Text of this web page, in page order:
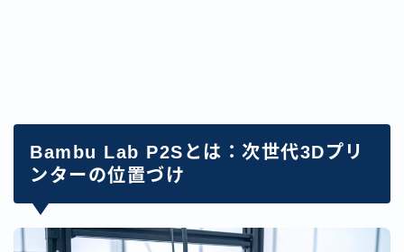
Bambu Lab P2Sとは：次世代3Dプリ
ンターの位置づけ